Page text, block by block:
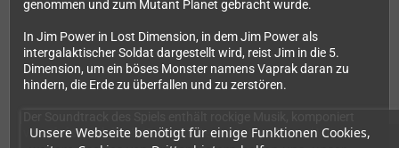
Unsere Webseite benötigt für einige Funktionen Cookies,
genommen und zum Mutant Planet gebracht wurde.
In Jim Power in Lost Dimension, in dem Jim Power als
intergalaktischer Soldat dargestellt wird, reist Jim in die 5.
Dimension, um ein böses Monster namens Vaprak daran zu
hindern, die Erde zu überfallen und zu zerstören.
vonChris Huelsbeck(Turrican, Gemx, Apidya, Tunnel V1)